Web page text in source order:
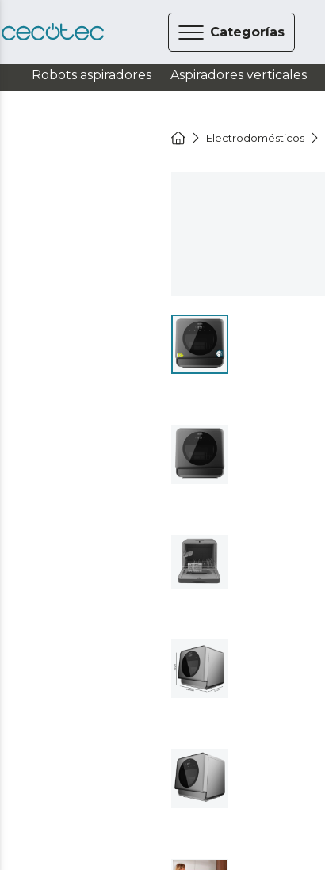
Categorías
Robots aspiradores Aspiradores verticales
Electrodomésticos